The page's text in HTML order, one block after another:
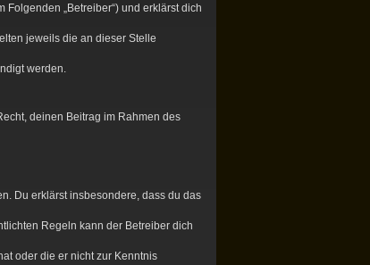
Folgenden „Betreiber“) und erklärst dich
jeweils die an dieser Stelle
werden.
deinen Beitrag im Rahmen des
Du erklärst insbesondere, dass du das
Regeln kann der Betreiber dich
oder die er nicht zur Kenntnis